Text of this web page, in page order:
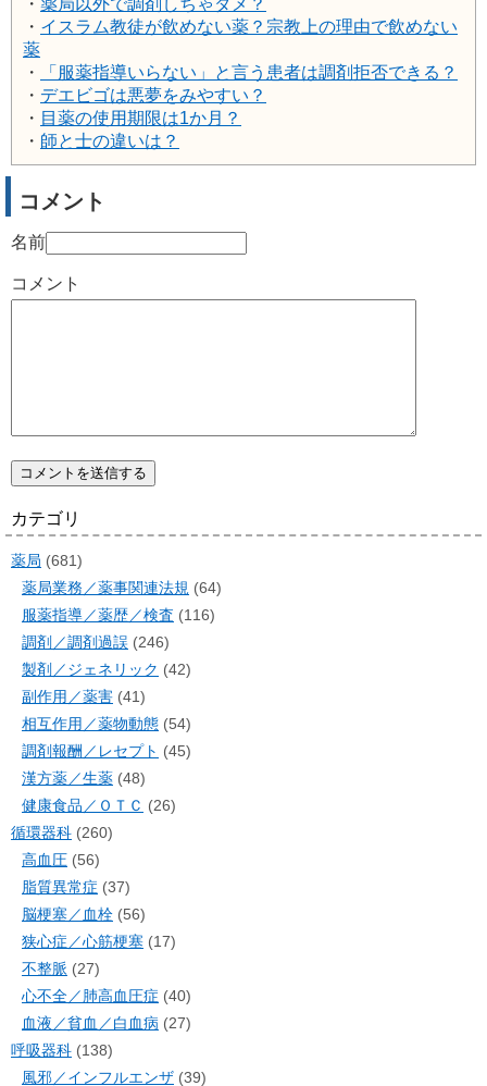
・ 薬局以外で調剤しちゃダメ？
・ イスラム教徒が飲めない薬？宗教上の理由で飲めない
薬
・
「服薬指導いらない」と言う患者は調剤拒否できる？
・ デエビゴは悪夢をみやすい？
・ 目薬の使用期限は1か月？
・ 師と士の違いは？
コメント
名前
コメント
カテゴリ
薬局 (681)
薬局業務／薬事関連法規 (64)
服薬指導／薬歴／検査 (116)
調剤／調剤過誤 (246)
製剤／ジェネリック (42)
副作用／薬害 (41)
相互作用／薬物動態 (54)
調剤報酬／レセプト (45)
漢方薬／生薬 (48)
健康食品／ＯＴＣ (26)
循環器科 (260)
高血圧 (56)
脂質異常症 (37)
脳梗塞／血栓 (56)
狭心症／心筋梗塞 (17)
不整脈 (27)
心不全／肺高血圧症 (40)
血液／貧血／白血病 (27)
呼吸器科 (138)
風邪／インフルエンザ (39)